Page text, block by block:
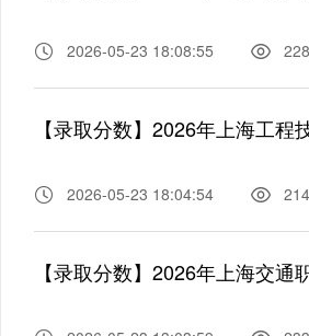
2026-05-23 18:08:55
【录取分数】2026年上海工程
2026-05-23 18:04:54
【录取分数】2026年上海交